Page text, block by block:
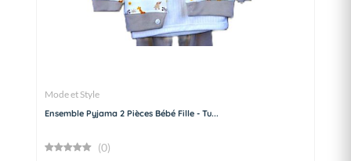
Mode et Style
Ensemble Pyjama 2 Pièces Bébé Fille - Tu...
(0)